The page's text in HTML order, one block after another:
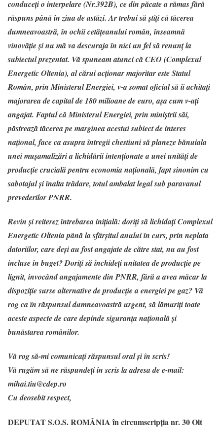
conduceți o interpelare (Nr.392B), ce din păcate a rămas fără
răspuns până în ziua de astăzi. Ar trebui să știți că tăcerea
dumneavoastră, în ochii cetățeanului român, înseamnă
vinovăție și nu mă va descuraja în nici un fel să renunț la
subiectul prezentat. Vă spuneam atunci că CEO (Complexul
Energetic Oltenia), al cărui acționar majoritar este Statul
Român, prin Ministerul Energiei, v-a somat oficial să îi achitați
majorarea de capital de 180 milioane de euro, așa cum v-ați
angajat. Faptul că Ministerul Energiei, prin miniștrii săi,
păstrează tăcerea pe marginea acestui subiect de interes
național, face ca asupra întregii chestiuni să planeze bănuiala
unei mușamalizări a lichidării intenționate a unei unități de
producție crucială pentru economia națională, fapt sinonim cu
sabotajul și înalta trădare, totul ambalat legal sub paravanul
prevederilor PNRR.
Revin și reiterez întrebarea inițială: doriți să lichidați Complexul
Energetic Oltenia până la sfârșitul anului în curs, prin neplata
datoriilor, care deși au fost angajate de către stat, nu au fost
incluse în buget? Doriți să închideți unitatea de producție pe
lignit, invocând angajamente din PNRR, fără a avea măcar la
dispoziție surse alternative de producție a energiei pe gaz? Vă
rog ca în răspunsul dumneavoastră urgent, să lămuriți toate
aceste aspecte de care depinde siguranța națională și
bunăstarea românilor.
Vă rog să-mi comunicați răspunsul oral și în scris!
Vă rugăm să ne răspundeţi în scris la adresa de e-mail:
mihai.tiu@cdep.ro
Cu deosebit respect,
DEPUTAT S.O.S. ROMÂNIA în circumscripția nr. 30 Olt